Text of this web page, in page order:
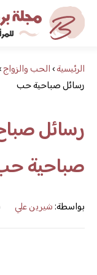
مجلةالرئيسية›الحب والزواج
رسائل صباحية حب
رسائل
صباحية
بواسطة:شيرين علي